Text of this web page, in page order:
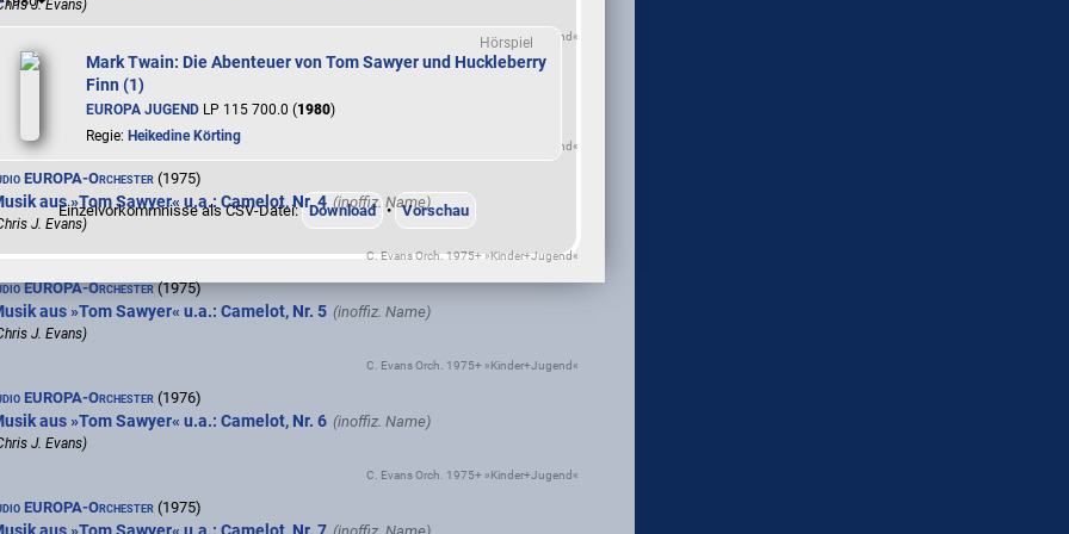
J. Evans)
C. Evans Orch. 1975+ »Kinder+Jugend«
EUROPA-Orchester(1975)
Musik aus »Tom Sawyer« u.a.: Camelot, Nr. 3b (schnell)
(Chris J. Evans)
C. Evans Orch. 1975+ »Kinder+Jugend«
EUROPA-Orchester(1975)
aus »Tom Sawyer« u.a.: Camelot, Nr. 4
J. Evans)
C. Evans Orch. 1975+ »Kinder+Jugend«
EUROPA-Orchester(1975)
aus »Tom Sawyer« u.a.: Camelot, Nr. 5
J. Evans)
C. Evans Orch. 1975+ »Kinder+Jugend«
EUROPA-Orchester(1976)
aus »Tom Sawyer« u.a.: Camelot, Nr. 6
J. Evans)
C. Evans Orch. 1975+ »Kinder+Jugend«
EUROPA-Orchester(1975)
Hörspiel
Mark Twain: Die Abenteuer von Tom Sawyer und Huckleberry
Finn (1)
EUROPA JUGEND LP 115 700.0 (1980)
Regie: Heikedine Körting
Einzelvorkommnisse als CSV-Datei: Download • Vorschau